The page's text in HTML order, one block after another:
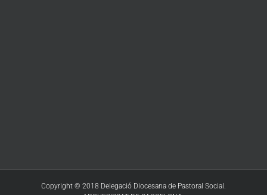
Copyright © 2018 Delegació Diocesana de Pastoral Social.